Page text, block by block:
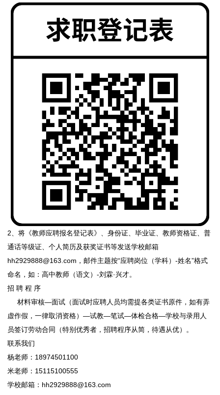
2、将《教师应聘报名登记表》、身份证、毕业证、教师资格证、普
通话等级证、个人简历及获奖证书等发送学校邮箱
hh2929888@163.com，邮件主题按“应聘岗位（学科）-姓名”格式
命名，如：高中教师（语文）-刘霖·兴才。
招 聘 程 序
材料审核—面试（面试时应聘人员均需提各类证书原件，如有弄
虚作假，一律取消资格）—试教—笔试—体检合格—学校与录用人
员签订劳动合同（特别优秀者，招聘程序从简，待遇从优）。
联系我们
杨老师：18974501100
米老师：15115100555
学校邮箱：hh2929888@163.com